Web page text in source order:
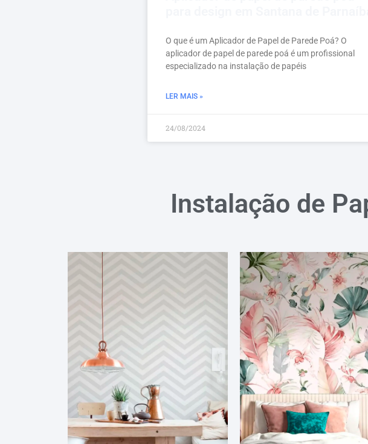
O que é um Aplicador de Papel de Parede Poá? O
aplicador de papel de parede poá é um profissional
especializado na instalação de papéis
LER MAIS »
24/08/2024
Instalação de